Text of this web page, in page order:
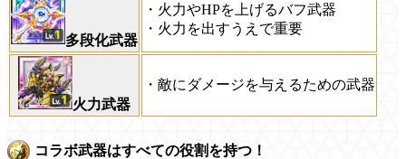
多段化武器
・火力やHPを上げるバフ武器
・火力を出すうえで重要
火力武器
・敵にダメージを与えるための武器
コラボ武器はすべての役割を持つ！